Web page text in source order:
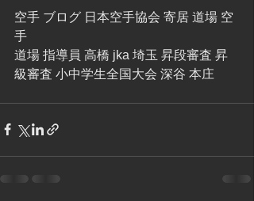
空手 ブログ 日本空手協会 寄居 道場 空
手
道場 指導員 高橋 jka 埼玉 昇段審査 昇
級審査 小中学生全国大会 深谷 本庄